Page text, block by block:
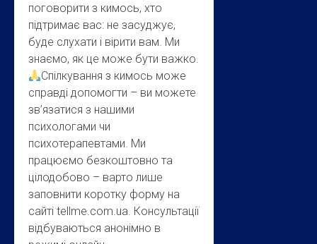
поговорити з кимось, хто
підтримає вас: не засуджує,
буде слухати і вірити вам. Ми
знаємо, як це може бути важко.
Спілкування з кимось може
справді допомогти – ви можете
зв’язатися з нашими
психологами чи
психотерапевтами. Ми
працюємо безкоштовно та
цілодобово – варто лише
заповнити коротку форму на
сайті tellme.com.ua. Консультації
відбуваються анонімно в